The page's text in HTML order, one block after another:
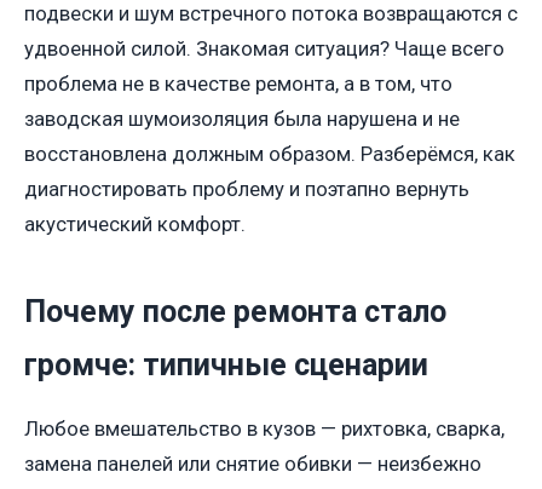
подвески и шум встречного потока возвращаются с
удвоенной силой. Знакомая ситуация? Чаще всего
проблема не в качестве ремонта, а в том, что
заводская шумоизоляция была нарушена и не
восстановлена должным образом. Разберёмся, как
диагностировать проблему и поэтапно вернуть
акустический комфорт.
Почему после ремонта стало
громче: типичные сценарии
Любое вмешательство в кузов — рихтовка, сварка,
замена панелей или снятие обивки — неизбежно